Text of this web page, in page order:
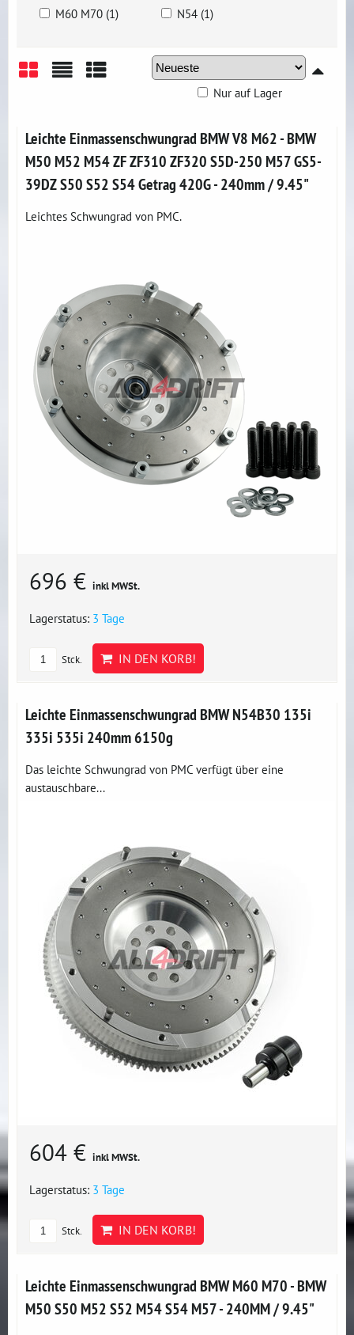
M60 M70 (1)
N54 (1)
Nur auf Lager
Leichte Einmassenschwungrad BMW V8 M62 - BMW
M50 M52 M54 ZF ZF310 ZF320 S5D-250 M57 GS5-
39DZ S50 S52 S54 Getrag 420G - 240mm / 9.45"
Leichtes Schwungrad von PMC.
696 € inkl MWSt.
Lagerstatus: 3 Tage
Stck. IN DEN KORB!
Leichte Einmassenschwungrad BMW N54B30 135i
335i 535i 240mm 6150g
Das leichte Schwungrad von PMC verfügt über eine
austauschbare...
604 € inkl MWSt.
Lagerstatus: 3 Tage
Stck. IN DEN KORB!
Leichte Einmassenschwungrad BMW M60 M70 - BMW
M50 S50 M52 S52 M54 S54 M57 - 240MM / 9.45"